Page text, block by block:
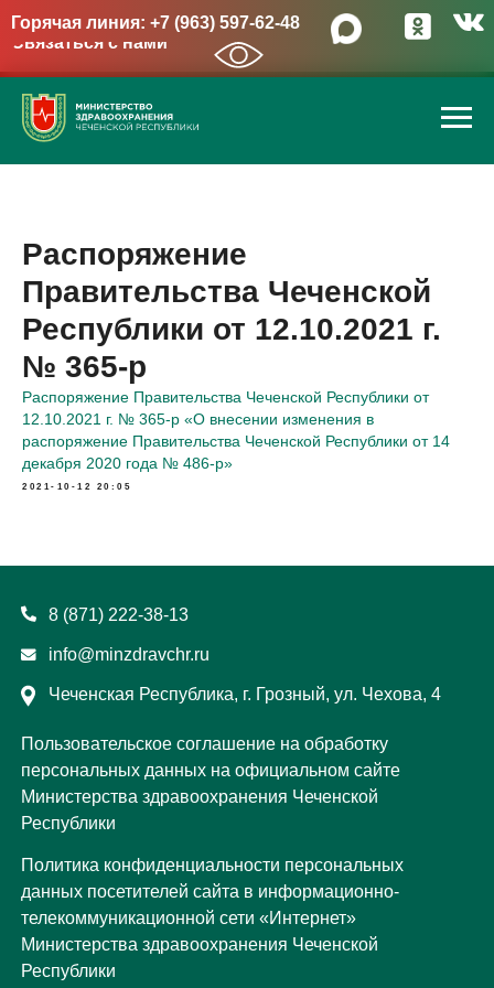
Горячая линия: +7 (963) 597-62-48
Связаться с нами
→
Распоряжение
Правительства Чеченской
Республики от 12.10.2021 г.
№ 365-р
Распоряжение Правительства Чеченской Республики от
12.10.2021 г. № 365-р «О внесении изменения в
распоряжение Правительства Чеченской Республики от 14
декабря 2020 года № 486-р»
2021-10-12 20:05
Пользовательское соглашение на обработку
персональных данных на официальном сайте
Министерства здравоохранения Чеченской
Республики
8 (871) 222-38-13
info@minzdravchr.ru
Чеченская Республика, г. Грозный, ул. Чехова, 4
Политика конфиденциальности персональных
данных посетителей сайта в информационно-
телекоммуникационной сети «Интернет»
Министерства здравоохранения Чеченской
Республики